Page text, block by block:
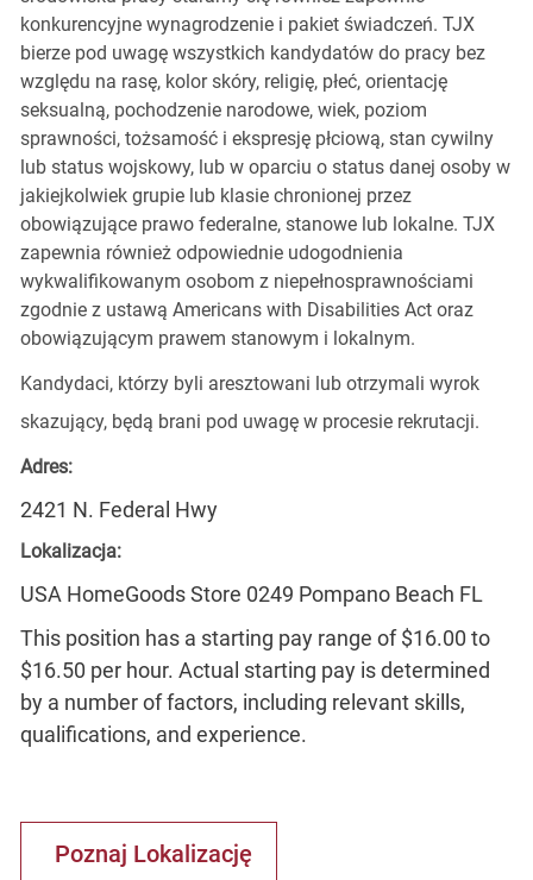
konkurencyjne wynagrodzenie i pakiet świadczeń. TJX
bierze pod uwagę wszystkich kandydatów do pracy bez
względu na rasę, kolor skóry, religię, płeć, orientację
seksualną, pochodzenie narodowe, wiek, poziom
sprawności, tożsamość i ekspresję płciową, stan cywilny
lub status wojskowy, lub w oparciu o status danej osoby w
jakiejkolwiek grupie lub klasie chronionej przez
obowiązujące prawo federalne, stanowe lub lokalne. TJX
zapewnia również odpowiednie udogodnienia
wykwalifikowanym osobom z niepełnosprawnościami
zgodnie z ustawą Americans with Disabilities Act oraz
obowiązującym prawem stanowym i lokalnym.
Kandydaci, którzy byli aresztowani lub otrzymali wyrok
skazujący, będą brani pod uwagę w procesie rekrutacji.
Adres:
2421 N. Federal Hwy
Lokalizacja:
USA HomeGoods Store 0249 Pompano Beach FL
This position has a starting pay range of $16.00 to
$16.50 per hour. Actual starting pay is determined
by a number of factors, including relevant skills,
qualifications, and experience.
Poznaj Lokalizację